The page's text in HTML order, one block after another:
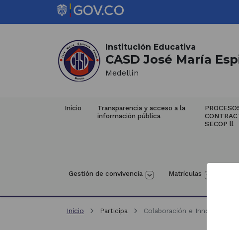
Saltar al contenido principal
(Este
abrirá
una
nueva
pestaña)
Institución Educativa
CASD José María
Medellín
Inicio
Transparencia y acceso a la
información pública
SECOP ll
Gestión de convivencia Matrículas
Inicio del contenido principal
Inicio Participa Colaboración e Innovación